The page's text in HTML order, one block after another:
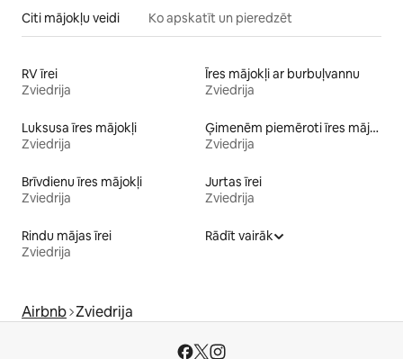
Citi mājokļu veidi Ko apskatīt un pieredzēt
RV īrei
Zviedrija
Īres mājokļi ar burbuļvannu
Zviedrija
Luksusa īres mājokļi
Zviedrija
Ģimenēm piemēroti īres mājokļi
Zviedrija
Brīvdienu īres mājokļi
Zviedrija
Jurtas īrei
Zviedrija
Rindu mājas īrei
Zviedrija
Rādīt vairāk
Airbnb Zviedrija